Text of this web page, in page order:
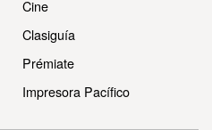
Cine
Clasiguía
Prémiate
Impresora Pacífico